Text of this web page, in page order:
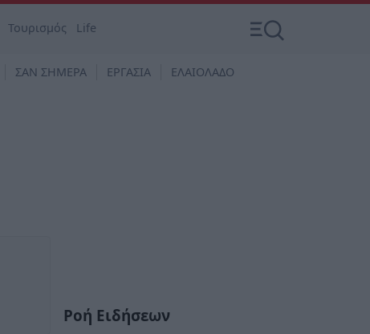
Τουρισμός Life
ΣΑΝ ΣΗΜΕΡΑ ΕΡΓΑΣΙΑ ΕΛΑΙΟΛΑΔΟ
Ροή Ειδήσεων